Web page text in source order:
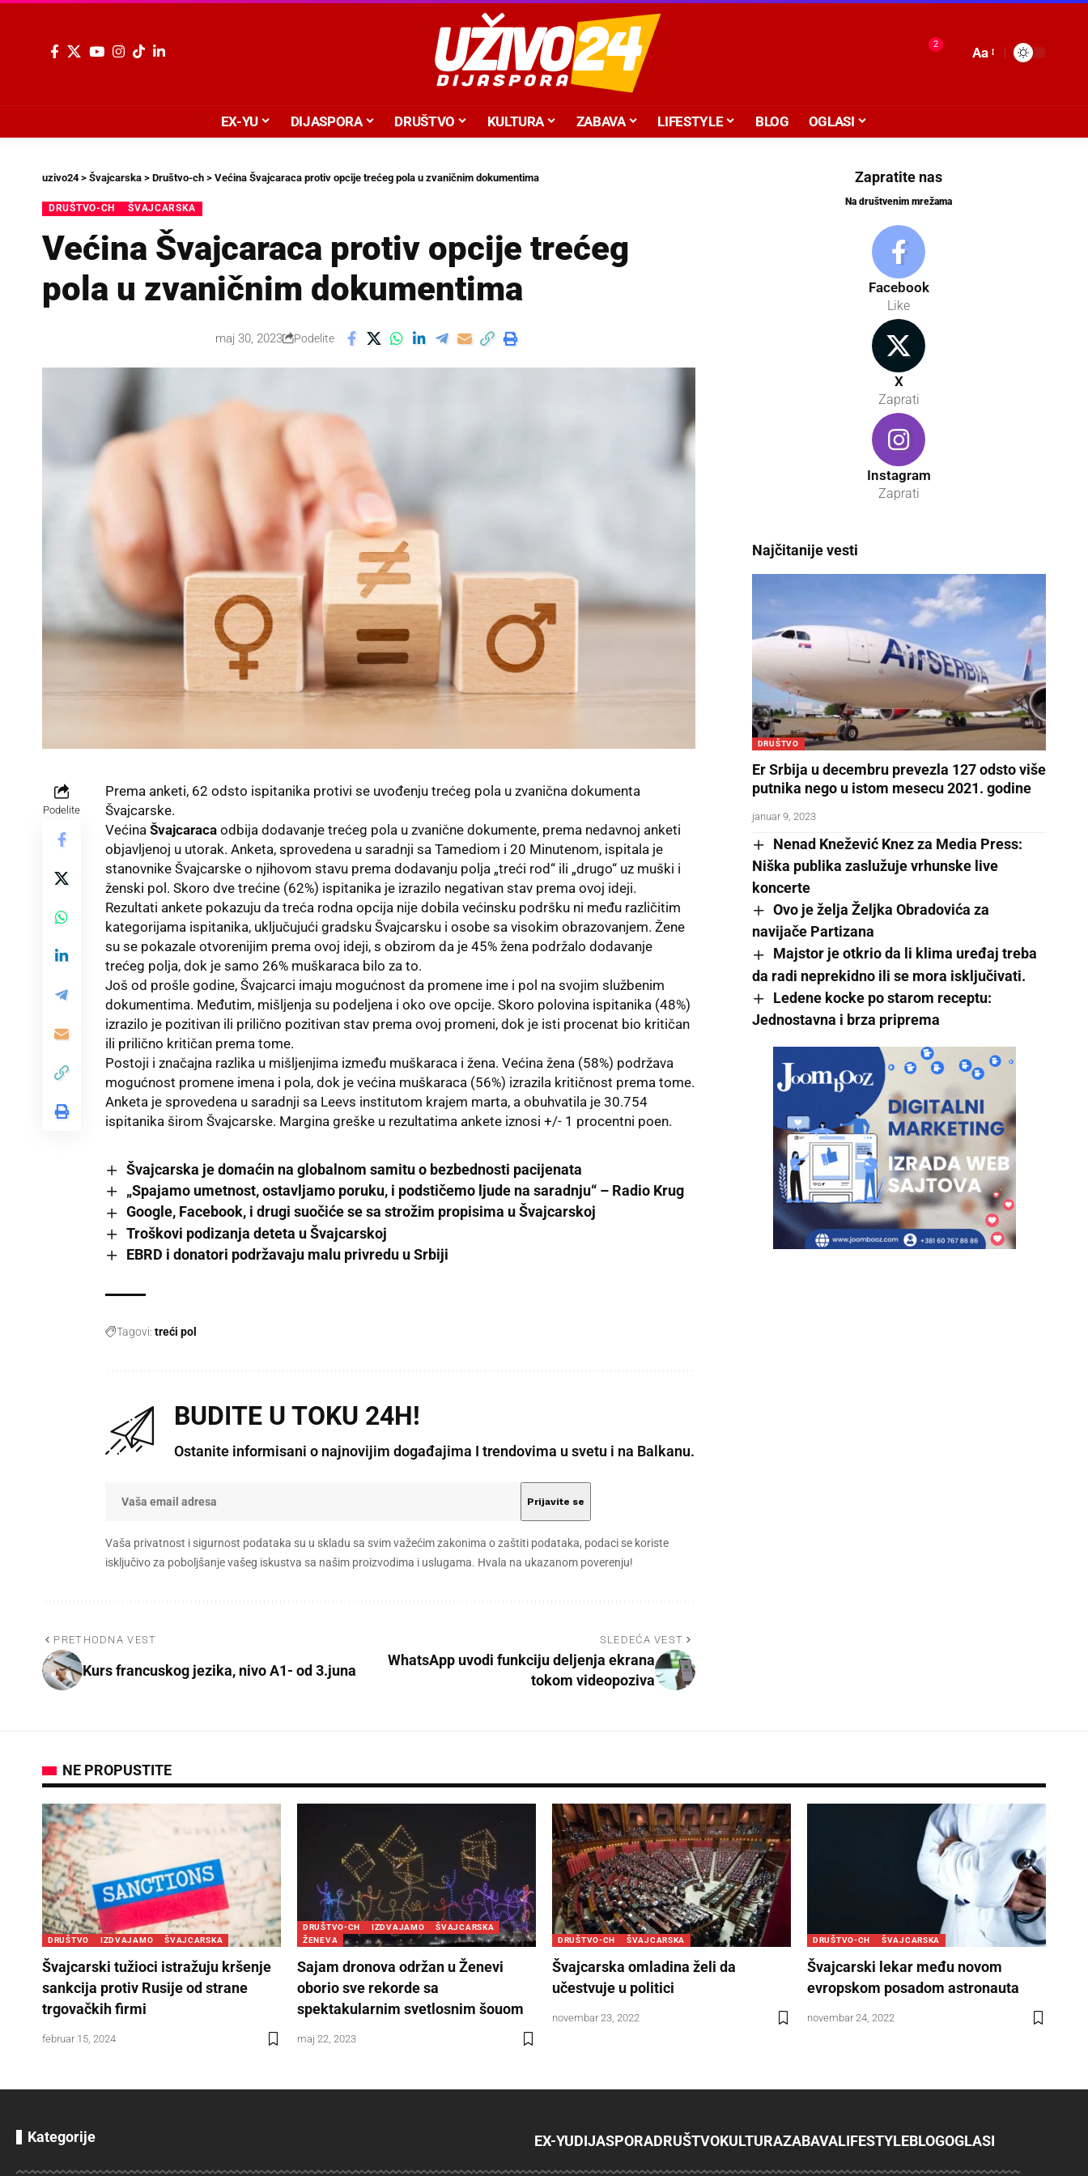
2
Aa
EX-YU DIJASPORA DRUŠTVO KULTURA ZABAVA LIFESTYLE BLOG OGLASI
uzivo24> Švajcarska > Društvo-ch > Većina Švajcaraca protiv opcije trećeg pola u zvaničnim dokumentima
DRUŠTVO-CH ŠVAJCARSKA
Većina Švajcaraca protiv opcije trećeg
pola u zvaničnim dokumentima
maj 30, 2023 Podelite
Podelite
Prema anketi, 62 odsto ispitanika protivi se uvođenju trećeg pola u zvanična dokumenta
Švajcarske.
Većina Švajcaraca odbija dodavanje trećeg pola u zvanične dokumente, prema nedavnoj anketi
objavljenoj u utorak. Anketa, sprovedena u saradnji sa Tamediom i 20 Minutenom, ispitala je
stanovnike Švajcarske o njihovom stavu prema dodavanju polja „treći rod“ ili „drugo“ uz muški i
ženski pol. Skoro dve trećine (62%) ispitanika je izrazilo negativan stav prema ovoj ideji.
Rezultati ankete pokazuju da treća rodna opcija nije dobila većinsku podršku ni među različitim
kategorijama ispitanika, uključujući gradsku Švajcarsku i osobe sa visokim obrazovanjem. Žene
su se pokazale otvorenijim prema ovoj ideji, s obzirom da je 45% žena podržalo dodavanje
trećeg polja, dok je samo 26% muškaraca bilo za to.
Još od prošle godine, Švajcarci imaju mogućnost da promene ime i pol na svojim službenim
dokumentima. Međutim, mišljenja su podeljena i oko ove opcije. Skoro polovina ispitanika (48%)
izrazilo je pozitivan ili prilično pozitivan stav prema ovoj promeni, dok je isti procenat bio kritičan
ili prilično kritičan prema tome.
Postoji i značajna razlika u mišljenjima između muškaraca i žena. Većina žena (58%) podržava
mogućnost promene imena i pola, dok je većina muškaraca (56%) izrazila kritičnost prema tome.
Anketa je sprovedena u saradnji sa Leevs institutom krajem marta, a obuhvatila je 30.754
ispitanika širom Švajcarske. Margina greške u rezultatima ankete iznosi +/- 1 procentni poen.
Švajcarska je domaćin na globalnom samitu o bezbednosti pacijenata
„Spajamo umetnost, ostavljamo poruku, i podstičemo ljude na saradnju“ – Radio Krug
Google, Facebook, i drugi suočiće se sa strožim propisima u Švajcarskoj
Troškovi podizanja deteta u Švajcarskoj
EBRD i donatori podržavaju malu privredu u Srbiji
Tagovi: treći pol
BUDITE U TOKU 24H!
Ostanite informisani o najnovijim događajima I trendovima u svetu i na Balkanu.
Vaša privatnost i sigurnost podataka su u skladu sa svim važećim zakonima o zaštiti podataka, podaci se koriste
isključivo za poboljšanje vašeg iskustva sa našim proizvodima i uslugama. Hvala na ukazanom poverenju!
PRETHODNA VEST
Kurs francuskog jezika, nivo A1- od 3.juna
SLEDEĆA VEST
WhatsApp uvodi funkciju deljenja ekrana
tokom videopoziva
Zapratite nas
Na društvenim mrežama
Facebook
Like
X
Zaprati
Instagram
Zaprati
Najčitanije vesti
DRUŠTVO
Er Srbija u decembru prevezla 127 odsto više
putnika nego u istom mesecu 2021. godine
januar 9, 2023
Nenad Knežević Knez za Media Press:
Niška publika zaslužuje vrhunske live
koncerte
Ovo je želja Željka Obradovića za
navijače Partizana
Majstor je otkrio da li klima uređaj treba
da radi neprekidno ili se mora isključivati.
Ledene kocke po starom receptu:
Jednostavna i brza priprema
NE PROPUSTITE
DRUŠTVO IZDVAJAMO ŠVAJCARSKA
Švajcarski tužioci istražuju kršenje
sankcija protiv Rusije od strane
trgovačkih firmi
februar 15, 2024
DRUŠTVO-CH IZDVAJAMO
ŠVAJCARSKA
ŽENEVA
Sajam dronova održan u Ženevi
oborio sve rekorde sa
spektakularnim svetlosnim šouom
maj 22, 2023
DRUŠTVO-CH ŠVAJCARSKA
Švajcarska omladina želi da
učestvuje u politici
novembar 23, 2022
DRUŠTVO-CH ŠVAJCARSKA
Švajcarski lekar među novom
evropskom posadom astronauta
novembar 24, 2022
Kategorije EX-YUDIJASPORADRUŠTVOKULTURAZABAVALIFESTYLEBLOGOGLASI